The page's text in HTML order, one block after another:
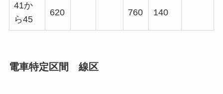
41か
ら45
620 760 140
電車特定区間 線区